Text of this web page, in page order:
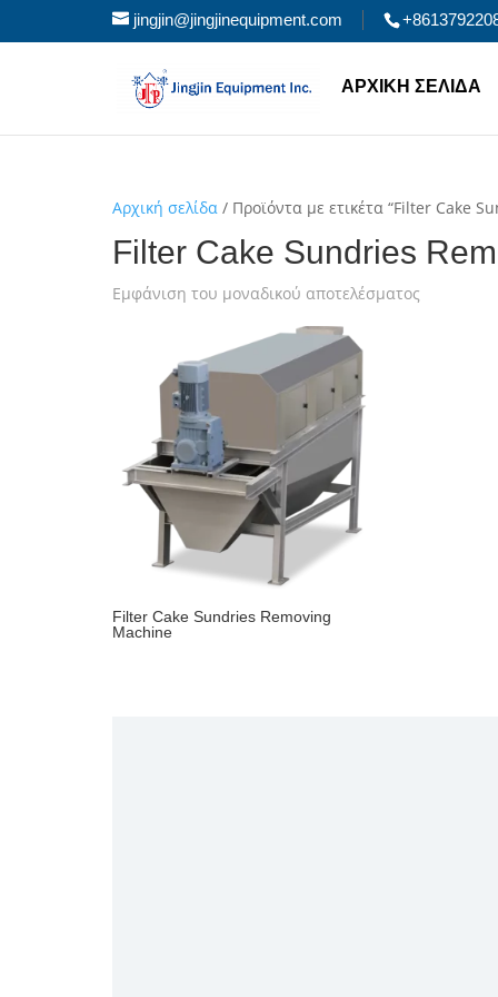
jingjin@jingjinequipment.com
ΑΡΧΙΚΉ ΣΕΛΊΔΑ
Αρχική σελίδα/ Προϊόντα με ετικέτα “Filter Cake
Filter Cake Sundries
Εμφάνιση του μοναδικού αποτελέσματος
Filter Cake Sundries Removing
Machine